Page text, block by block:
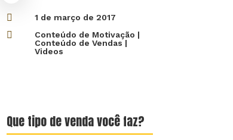
 1 de março de 2017
 Conteúdo de Motivação |
Conteúdo de Vendas |
Videos
Que tipo de venda você faz?